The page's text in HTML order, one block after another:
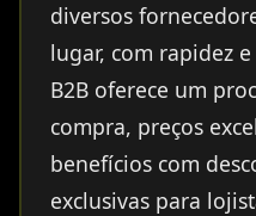
diversos
lugar, com rapidez
B2B oferece um
compra, preços
benefícios com
exclusivas para